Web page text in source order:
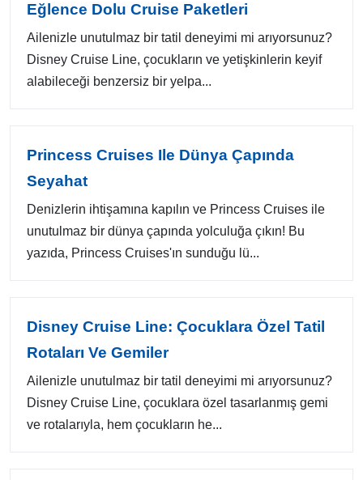
Eğlence Dolu Cruise Paketleri
Ailenizle unutulmaz bir tatil deneyimi mi arıyorsunuz?
Disney Cruise Line, çocukların ve yetişkinlerin keyif
alabileceği benzersiz bir yelpa...
Princess Cruises Ile Dünya Çapında
Seyahat
Denizlerin ihtişamına kapılın ve Princess Cruises ile
unutulmaz bir dünya çapında yolculuğa çıkın! Bu
yazıda, Princess Cruises'ın sunduğu lü...
Disney Cruise Line: Çocuklara Özel Tatil
Rotaları Ve Gemiler
Ailenizle unutulmaz bir tatil deneyimi mi arıyorsunuz?
Disney Cruise Line, çocuklara özel tasarlanmış gemi
ve rotalarıyla, hem çocukların he...